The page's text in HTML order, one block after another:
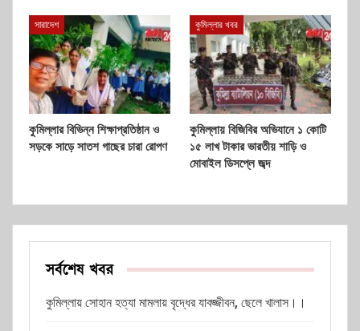
সারাদেশ
কুমিল্লার বিভিন্ন শিক্ষাপ্রতিষ্ঠান ও
সড়কে সাড়ে সাতশ গাছের চারা রোপণ
কুমিল্লার খবর
কুমিল্লায় বিজিবির অভিযানে ১ কোটি
১৫ লাখ টাকার ভারতীয় শাড়ি ও
মোবাইল ডিসপ্লে জব্দ
সর্বশেষ খবর
কুমিল্লায় সোহান হত্যা মামলায় বৃদ্ধের যাবজ্জীবন, ছেলে খালাস।।